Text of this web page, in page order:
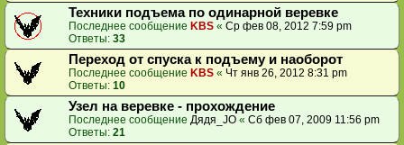
Техники подъема по одинарной веревке
Последнее сообщение KBS « Ср фев 08, 2012 7:59 pm
Ответы: 33
Переход от спуска к подъему и наоборот
Последнее сообщение KBS « Чт янв 26, 2012 8:31 pm
Ответы: 10
Узел на веревке - прохождение
Последнее сообщение Дядя_JO « Сб фев 07, 2009 11:56 pm
Ответы: 21